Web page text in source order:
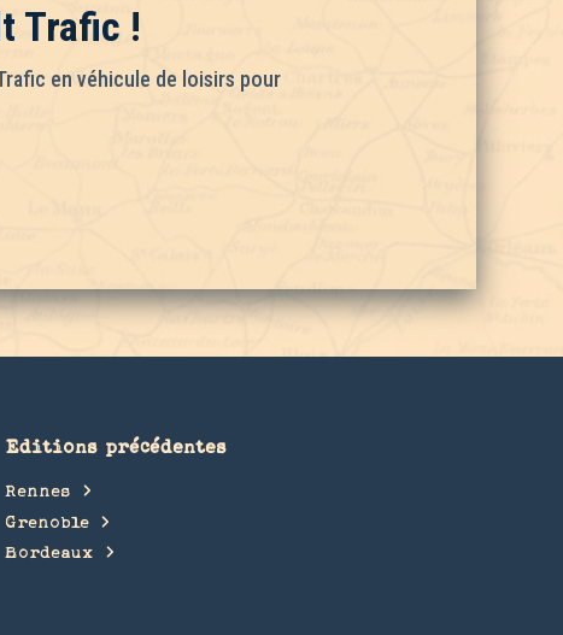
Trafic !
en véhicule de loisirs pour
Editions précédentes
Rennes
Grenoble
Bordeaux